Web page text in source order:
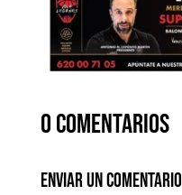
0 comentarios
Enviar un comentario